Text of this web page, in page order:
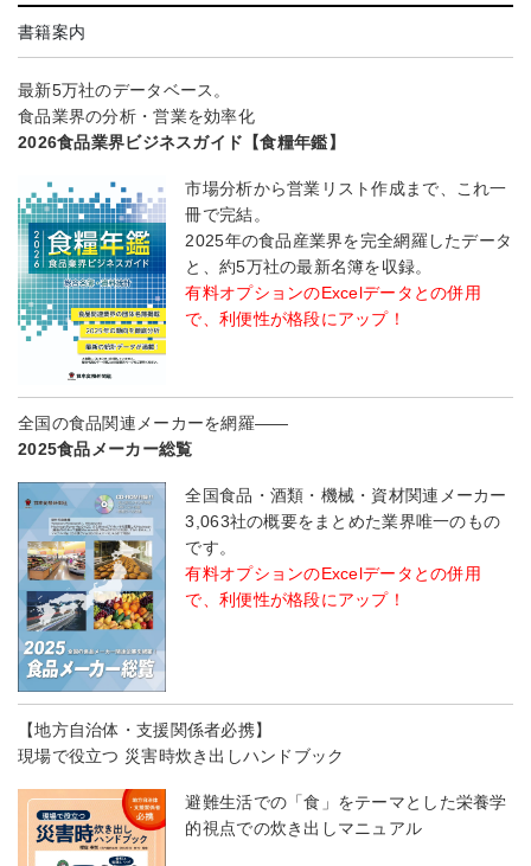
書籍案内
最新5万社のデータベース。
食品業界の分析・営業を効率化
2026食品業界ビジネスガイド【食糧年鑑】
市場分析から営業リスト作成まで、これ一
冊で完結。
2025年の食品産業界を完全網羅したデータ
と、約5万社の最新名簿を収録。
有料オプションのExcelデータとの併用
で、利便性が格段にアップ！
全国の食品関連メーカーを網羅――
2025食品メーカー総覧
全国食品・酒類・機械・資材関連メーカー
3,063社の概要をまとめた業界唯一のもの
です。
有料オプションのExcelデータとの併用
で、利便性が格段にアップ！
【地方自治体・支援関係者必携】
現場で役立つ 災害時炊き出しハンドブック
避難生活での「食」をテーマとした栄養学
的視点での炊き出しマニュアル